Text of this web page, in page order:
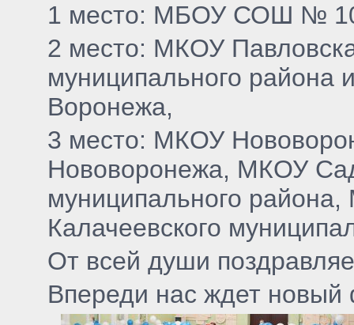
1 место: МБОУ СОШ №
2 место: МКОУ
муниципального
Воронежа,
3 место: МКОУ
Нововоронежа, МКОУ
муниципального
Калачеевского
От всей души
Впереди нас ждет новый